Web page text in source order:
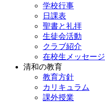
学校行事
日課表
聖書と礼拝
生徒会活動
クラブ紹介
在校生メッセージ
清和の教育
教育方針
カリキュラム
課外授業